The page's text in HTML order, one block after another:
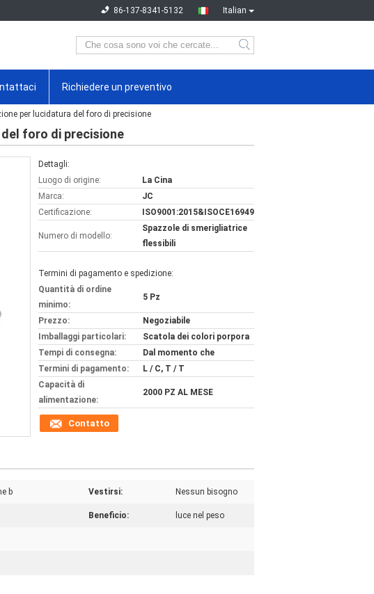
Italian
86-137-8341-5132
Richiedere un preventivo
per lucidatura del foro di precisione
foro di precisione
Dettagli:
Luogo di origine:
La Cina
Marca:
JC
Certificazione:
ISO9001:2015&ISOCE16949
Numero di modello:
Spazzole di smerigliatrice
flessibili
Termini di pagamento e spedizione:
Quantità di ordine
minimo:
5 Pz
Prezzo:
Negoziabile
Imballaggi particolari:
Scatola dei colori porpora
Tempi di consegna:
Dal momento che
Termini di pagamento:
L / C, T / T
Capacità di
alimentazione:
2000 PZ AL MESE
Contatto
b Vestirsi: Nessun bisogno
Beneficio: luce nel peso